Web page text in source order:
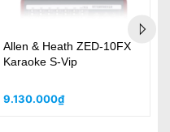
Allen & Heath ZED-10FX
Karaoke S-Vip
9.130.000₫